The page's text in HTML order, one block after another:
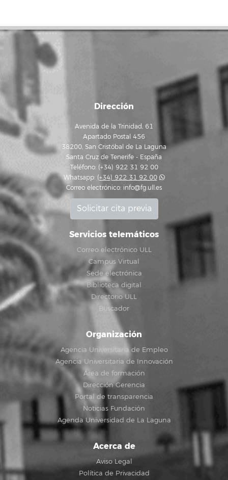
Dirección
Avenida de la Trinidad, 61
Apartado Postal 456
38200, San Cristóbal de La Laguna
Santa Cruz de Tenerife - España
Teléfono: (+34) 922 31 92 00
Whatsapp: (+34) 922 31 92 00
Correo electrónico: info@fg.ull.es
Solicitar cita previa
Servicios telemáticos
Correo electrónico ULL
Campus Virtual
Sede electrónica
Biblioteca digital
Directorio ULL
Buscador
Organización
Agencia Universitaria de Empleo
Agencia Universitaria de Innovación
Área de formación
Dirección Gerencia
Portal de transparencia
Noticias Fundación
Agenda Universidad de La Laguna
Acerca de
Aviso Legal
Política de Privacidad